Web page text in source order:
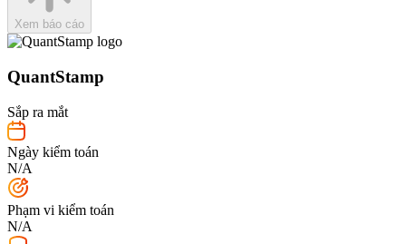
Xem báo cáo
QuantStamp
Sắp ra mắt
Ngày kiểm toán
N/A
Phạm vi kiểm toán
N/A